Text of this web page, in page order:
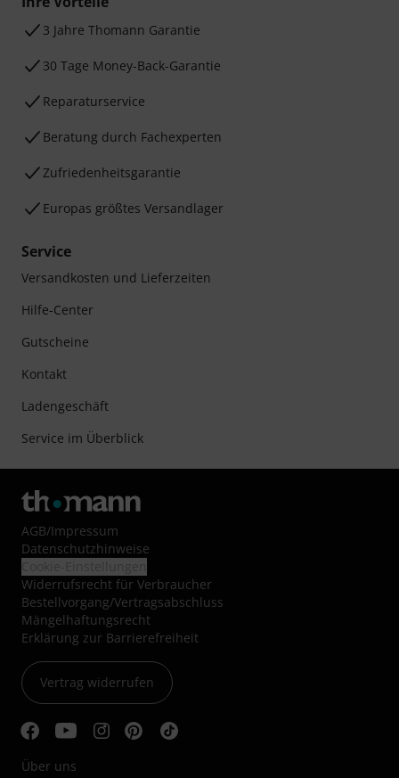
3 Jahre Thomann Garantie
30 Tage Money-Back-Garantie
Reparaturservice
Beratung durch Fachexperten
Zufriedenheitsgarantie
Europas größtes Versandlager
Service
Versandkosten und Lieferzeiten
Hilfe-Center
Gutscheine
Kontakt
Ladengeschäft
Service im Überblick
AGB/Impressum
Datenschutzhinweise
Widerrufsrecht für Verbraucher
Bestellvorgang/Vertragsabschluss
Mängelhaftungsrecht
Erklärung zur Barrierefreiheit
Vertrag widerrufen
Über uns